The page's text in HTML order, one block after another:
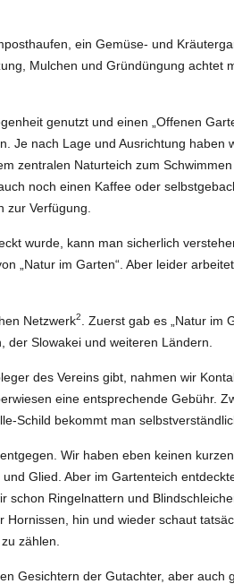
ein Gemüse- und
Mulchen und Gründüngung achtet
genutzt und einen „Offenen
Je nach Lage und Ausrichtung haben
zentralen Naturteich zum
noch einen Kaffee oder
Verfügung.
wurde, kann man sicherlich
„Natur im Garten“. Aber leider
Netzwerk2
. Zuerst gab es „Natur im
Slowakei und weiteren Ländern.
des Vereins gibt, nahmen wir
eine entsprechende Gebühr.
Schild bekommt man
Wir haben eben keinen
Glied. Aber im Gartenteich
schon Ringelnattern und
hin und wieder schaut
zählen.
Gesichtern der Gutachter, aber auch